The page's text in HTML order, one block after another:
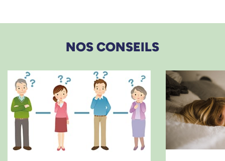
roulantes, tables de soins, etc.
bénéfices SENI Soft Normal
Film inférieur en polyéthylène
imperméable: bloque toute fuite, protège
efficacement matelas et mobilier.
Matériaux testés et sans danger :
hypoallergéniques, respectant les peaux
NOS CONSEILS